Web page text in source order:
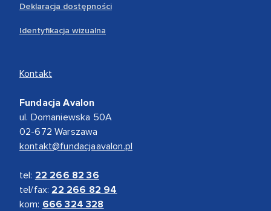
Deklaracja dostępności
Identyfikacja wizualna
Kontakt
Fundacja Avalon
ul. Domaniewska 50A
02-672 Warszawa
kontakt@fundacjaavalon.pl
tel: 22 266 82 36
tel/fax: 22 266 82 94
kom: 666 324 328